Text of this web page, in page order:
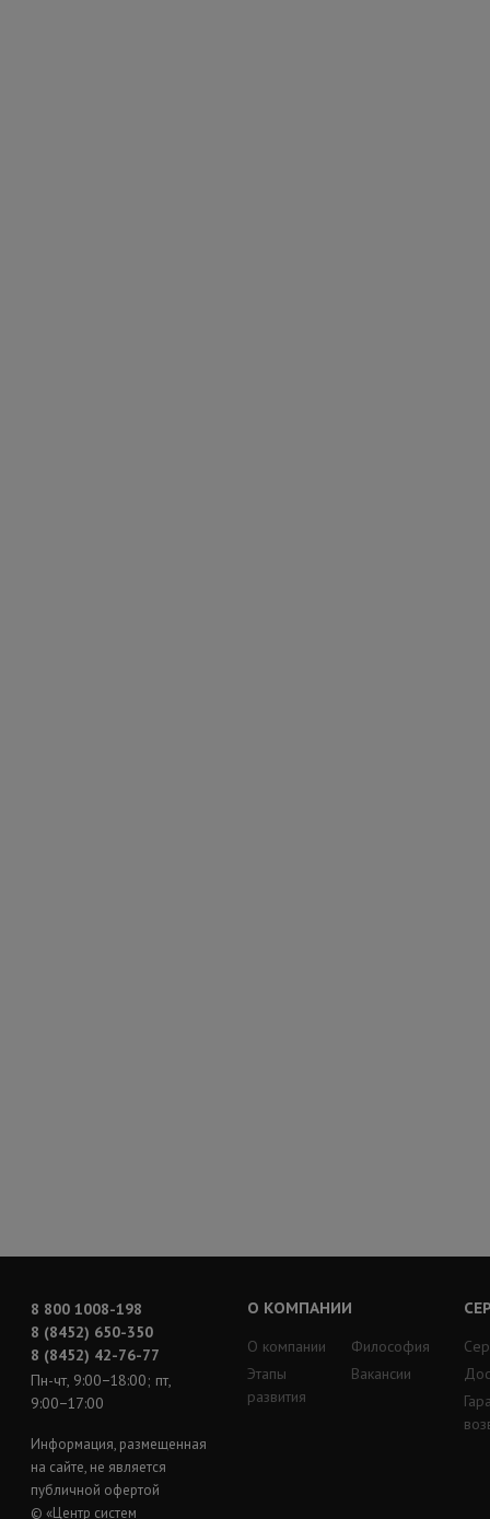
8 800 1008-198
8 (8452) 650-350
8 (8452) 42-76-77
Пн-чт, 9:00−18:00; пт,
9:00−17:00
Информация, размещенная
на сайте, не является
публичной офертой
© «Центр систем
О КОМПАНИИ
О компании
Этапы
развития
Философия
Вакансии